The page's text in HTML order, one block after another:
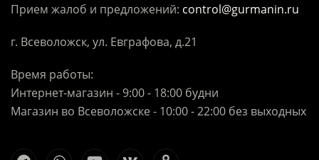
Прием жалоб и предложений: control@gurmanin.ru
г. Всеволожск, ул. Евграфова, д.21
Время работы:
Интернет-магазин - 9:00 - 18:00 будни
Магазин во Всеволожске - 10:00 - 22:00 без выходных